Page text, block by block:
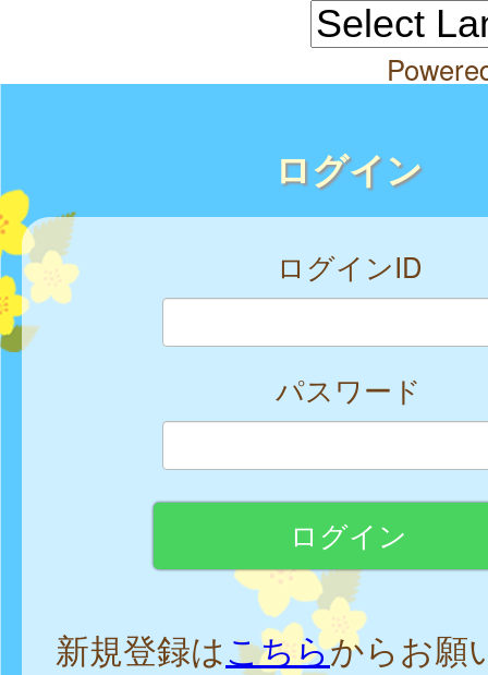
ログイン
ログインID
パスワード
新規登録はこちらからお願